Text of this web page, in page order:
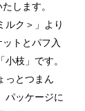
します。
ルク＞」より
トとパフ入
枝」です。
っとつまん
パッケージに